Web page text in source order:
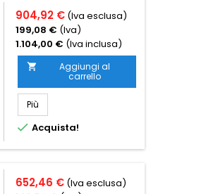
904,92 € (Iva esclusa)
199,08 € (Iva)
1.104,00 € (Iva inclusa)

Aggiungi al
carrello
Più
 Acquista!
652,46 € (Iva esclusa)